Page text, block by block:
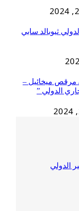
ثيوبالد سابي
/ مرقص ميخائيل –
الدولي ”
الدولي